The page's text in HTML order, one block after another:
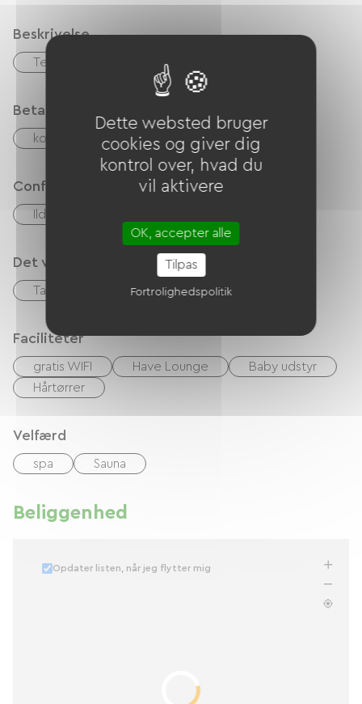
Beskrivelse
Terrasse
Betalingsmåder
kontrol Kontanter Paypal
Confort
Ildsted
Det vi er gode til
Table d'hôtes
Faciliteter
gratis WIFI Have Lounge
Baby udstyr
Hårtørrer
Velfærd
spa Sauna
Beliggenhed
Opdater listen, når jeg flytter mig
Dette websted bruger
cookies og giver dig
kontrol over, hvad du
vil aktivere
OK, accepter alle
Tilpas
Fortrolighedspolitik